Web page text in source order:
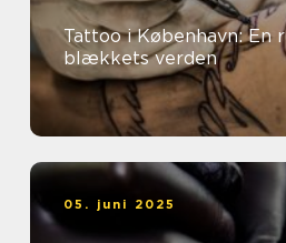
Tattoo i København: En
blækkets verden
05. juni 2025